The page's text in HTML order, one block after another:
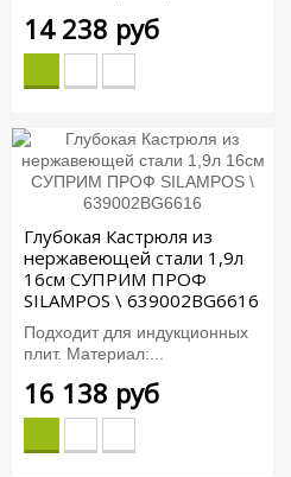
14 238 руб
Глубокая Кастрюля из
нержавеющей стали 1,9л
16см СУПРИМ ПРОФ
SILAMPOS \ 639002BG6616
Подходит для индукционных
плит. Материал:...
16 138 руб